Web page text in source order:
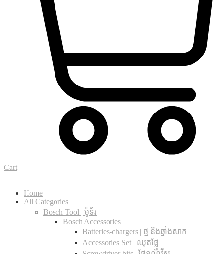
Cart
Home
All Categories
Bosch Tool | ម៉ូទ័រ
Bosch Accessories
Batteries-chargers | ថ្ម និងឆ្នាំងសាក
Accessories Set | ឈុតផ្លែ